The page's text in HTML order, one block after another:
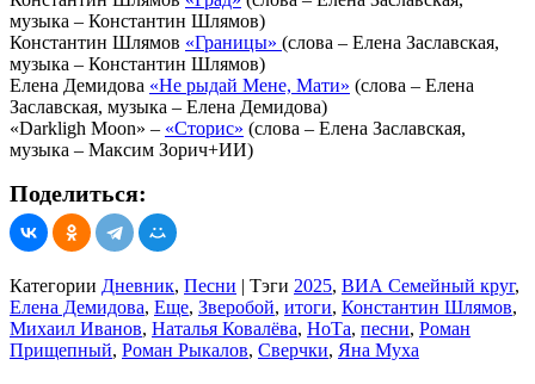
музыка – Константин Шлямов)
Константин Шлямов «Границы» (слова – Елена Заславская,
музыка – Константин Шлямов)
Елена Демидова «Не рыдай Мене, Мати» (слова – Елена
Заславская, музыка – Елена Демидова)
«Darkligh Moon» – «Сторис» (слова – Елена Заславская,
музыка – Максим Зорич+ИИ)
Поделиться:
Категории Дневник, Песни | Тэги 2025, ВИА Семейный круг,
Елена Демидова, Еще, Зверобой, итоги, Константин Шлямов,
Михаил Иванов, Наталья Ковалёва, НоТа, песни, Роман
Прищепный, Роман Рыкалов, Сверчки, Яна Муха